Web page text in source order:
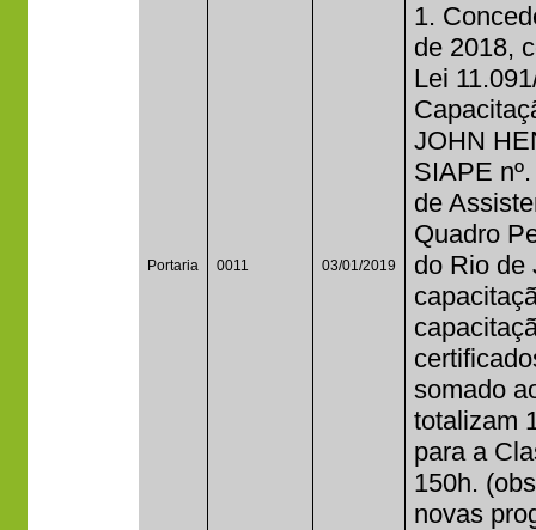
Portaria 0011 03/01/2019
1.
de 2018,
Lei
JOHN
SIAPE
de
Quadro
do Rio de
somado
totalizam
para a
150h.
novas